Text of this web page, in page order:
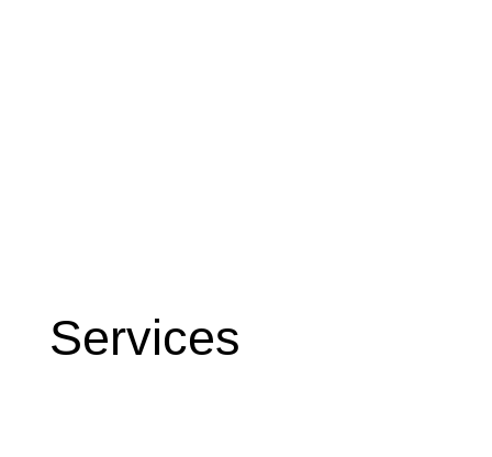
Services